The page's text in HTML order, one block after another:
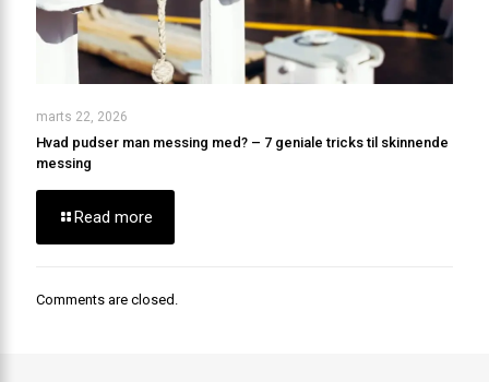
marts 22, 2026
Hvad pudser man messing med? – 7 geniale tricks til skinnende
messing
Read more
Comments are closed.